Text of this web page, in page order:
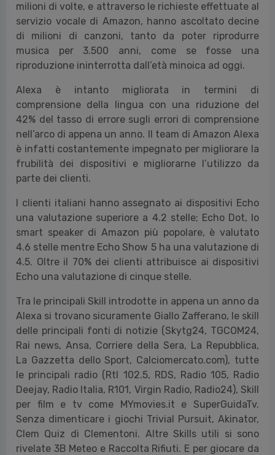
milioni di volte, e attraverso le richieste effettuate al
servizio vocale di Amazon, hanno ascoltato decine
di milioni di canzoni, tanto da poter riprodurre
musica per 3.500 anni, come se fosse una
riproduzione ininterrotta dall’età minoica ad oggi.
Alexa è intanto migliorata in termini di
comprensione della lingua con una riduzione del
42% del tasso di errore sugli errori di comprensione
nell’arco di appena un anno. Il team di Amazon Alexa
è infatti costantemente impegnato per migliorare la
frubilità dei dispositivi e migliorarne l’utilizzo da
parte dei clienti.
I clienti italiani hanno assegnato ai dispositivi Echo
una valutazione superiore a 4.2 stelle; Echo Dot, lo
smart speaker di Amazon più popolare, è valutato
4.6 stelle mentre Echo Show 5 ha una valutazione di
4.5. Oltre il 70% dei clienti attribuisce ai dispositivi
Echo una valutazione di cinque stelle.
Tra le principali Skill introdotte in appena un anno da
Alexa si trovano sicuramente Giallo Zafferano, le skill
delle principali fonti di notizie (Skytg24, TGCOM24,
Rai news, Ansa, Corriere della Sera, La Repubblica,
La Gazzetta dello Sport, Calciomercato.com), tutte
le principali radio (Rtl 102.5, RDS, Radio 105, Radio
Deejay, Radio Italia, R101, Virgin Radio, Radio24), Skill
per film e tv come MYmovies.it e SuperGuidaTv.
Senza dimenticare i giochi Trivial Pursuit, Akinator,
Clem Quiz di Clementoni. Altre Skills utili si sono
rivelate 3B Meteo e Raccolta Rifiuti. E per giocare da